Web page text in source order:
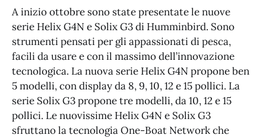
A inizio ottobre sono state presentate le nuove
serie Helix G4N e Solix G3 di Humminbird. Sono
strumenti pensati per gli appassionati di pesca,
facili da usare e con il massimo dell’innovazione
tecnologica. La nuova serie Helix G4N propone ben
5 modelli, con display da 8, 9, 10, 12 e 15 pollici. La
serie Solix G3 propone tre modelli, da 10, 12 e 15
pollici. Le nuovissime Helix G4N e Solix G3
sfruttano la tecnologia One-Boat Network che